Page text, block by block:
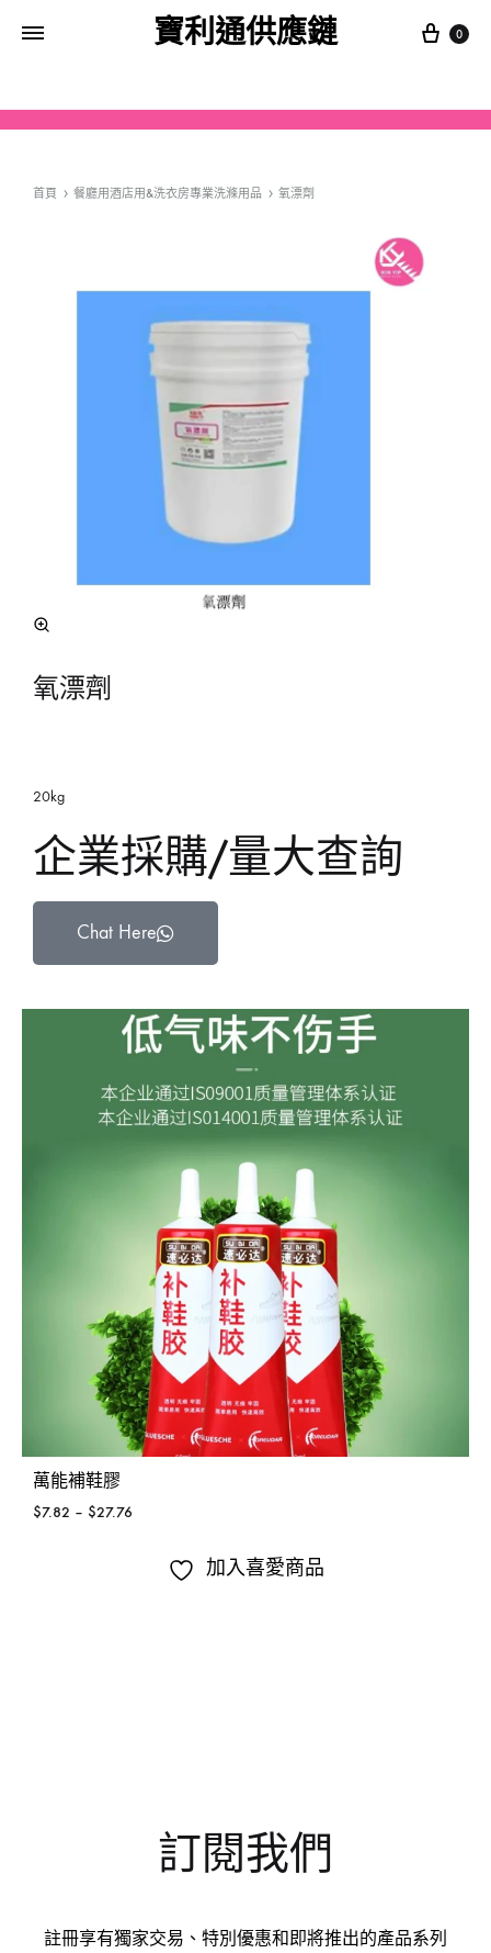
寶利通供應鏈 0
首頁 餐廳用酒店用&洗衣房專業洗滌用品 氧漂劑
氧漂劑
20kg
企業採購/量大查詢
Chat Here
萬能補鞋膠
$7.82 – $27.76
加入喜愛商品
訂閱我們
註冊享有獨家交易、特別優惠和即將推出的產品系列